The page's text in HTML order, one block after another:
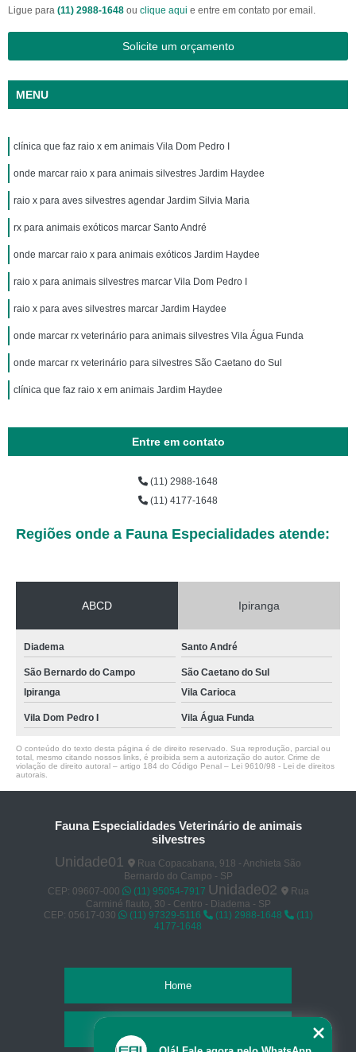
Ligue para (11) 2988-1648 ou clique aqui e entre em contato por email.
Solicite um orçamento
MENU
clínica que faz raio x em animais Vila Dom Pedro I
onde marcar raio x para animais silvestres Jardim Haydee
raio x para aves silvestres agendar Jardim Silvia Maria
rx para animais exóticos marcar Santo André
onde marcar raio x para animais exóticos Jardim Haydee
raio x para animais silvestres marcar Vila Dom Pedro I
raio x para aves silvestres marcar Jardim Haydee
onde marcar rx veterinário para animais silvestres Vila Água Funda
onde marcar rx veterinário para silvestres São Caetano do Sul
clínica que faz raio x em animais Jardim Haydee
Entre em contato
(11) 2988-1648
(11) 4177-1648
Regiões onde a Fauna Especialidades atende:
ABCD Ipiranga
Diadema Santo André
São Bernardo do Campo
São Caetano do Sul
Ipiranga
Vila Carioca
Vila Dom Pedro I Vila Água Funda
O conteúdo do texto desta página é de direito reservado. Sua reprodução, parcial ou
total, mesmo citando nossos links, é proibida sem a autorização do autor. Crime de
violação de direito autoral – artigo 184 do Código Penal – Lei 9610/98 - Lei de direitos
autorais
Fauna Especialidades Veterinário de animais
silvestres
Unidade01
Rua Copacabana, 918 - Anchieta São
Bernardo do Campo - SP
CEP: 09607-000
(11) 95054-7917 Unidade02
Rua
Carminé flauto, 30 - Centro - Diadema - SP
CEP: 05617-030
(11) 97329-5116 (11) 2988-1648
(11)
4177-1648
Home